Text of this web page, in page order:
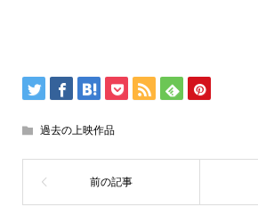
過去の上映作品